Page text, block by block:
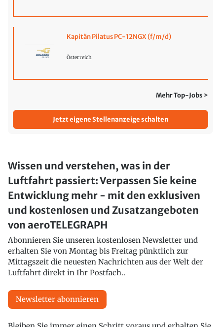
Kapitän Pilatus PC-12NGX (f/m/d)
Österreich
Mehr Top-Jobs >
Jetzt eigene Stellenanzeige schalten
Wissen und verstehen, was in der
Luftfahrt passiert: Verpassen Sie keine
Entwicklung mehr - mit den exklusiven
und kostenlosen und Zusatzangeboten
von aeroTELEGRAPH
Abonnieren Sie unseren kostenlosen Newsletter und
erhalten Sie von Montag bis Freitag pünktlich zur
Mittagszeit die neuesten Nachrichten aus der Welt der
Luftfahrt direkt in Ihr Postfach..
Newsletter abonnieren